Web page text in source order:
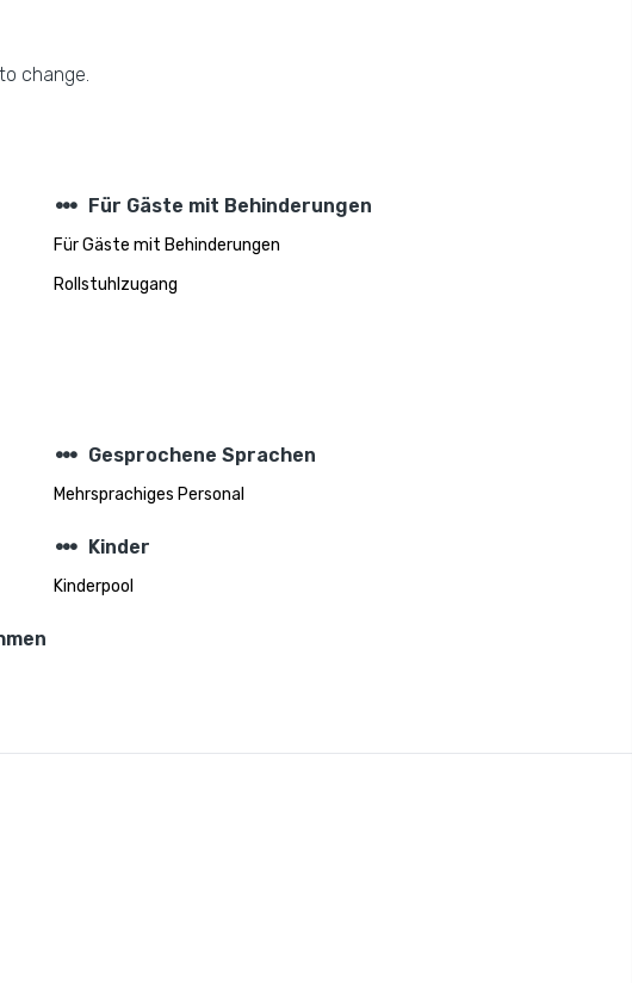
change.
steppers Für Gäste mit Behinderungen
Für Gäste mit Behinderungen
Rollstuhlzugang
steppers Gesprochene Sprachen
Mehrsprachiges Personal
steppers Kinder
Kinderpool